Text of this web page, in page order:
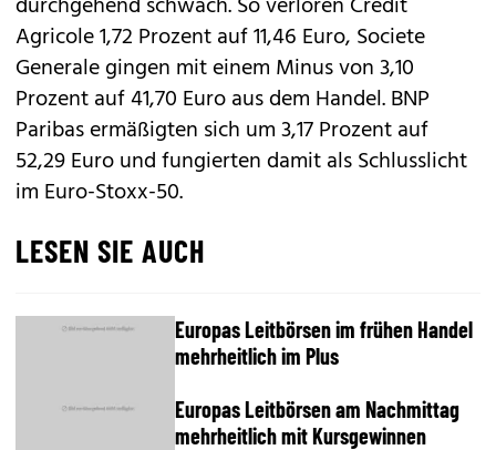
Agricole 1,72 Prozent auf 11,46 Euro, Societe
Generale gingen mit einem Minus von 3,10
Prozent auf 41,70 Euro aus dem Handel. BNP
Paribas ermäßigten sich um 3,17 Prozent auf
52,29 Euro und fungierten damit als Schlusslicht
im Euro-Stoxx-50.
LESEN SIE AUCH
Europas Leitbörsen im frühen Handel
mehrheitlich im Plus
Europas Leitbörsen am Nachmittag
mehrheitlich mit Kursgewinnen